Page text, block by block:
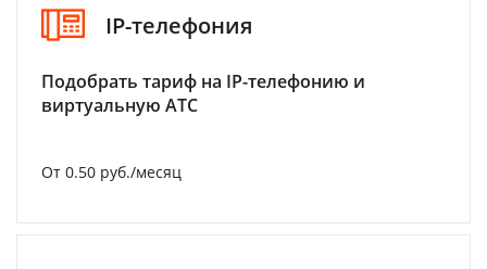
IP-телефония
Подобрать тариф на IP-телефонию и
виртуальную АТС
От 0.50 руб./месяц